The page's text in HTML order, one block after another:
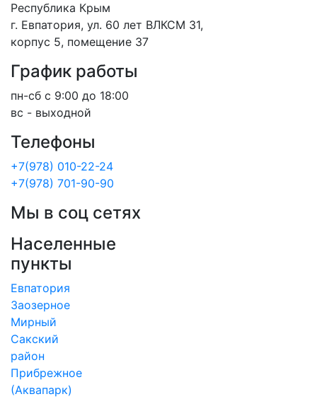
Республика Крым
г. Евпатория, ул. 60 лет ВЛКСМ 31,
корпус 5, помещение 37
График работы
пн-сб с 9:00 до 18:00
вс - выходной
Телефоны
+7(978) 010-22-24
+7(978) 701-90-90
Мы в соц сетях
Населенные
пункты
Евпатория
Заозерное
Мирный
Сакский
район
Прибрежное
(Аквапарк)